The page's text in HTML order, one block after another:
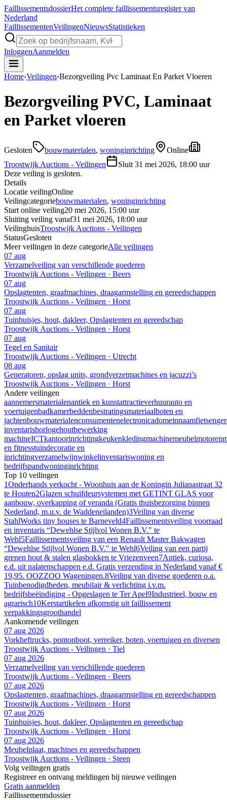
FaillissementsdossierHet complete faillissementsregister van
Nederland
FaillissementenVeilingenNieuwsStatistieken
InloggenAanmelden
Home›Veilingen›Bezorgveiling Pvc Laminaat En Parket Vloeren
Bezorgveiling PVC, Laminaat
en Parket vloeren
Gesloten bouwmaterialen, woninginrichting
Online
Troostwijk Auctions - Veilingen
Sluit 31 mei 2026, 18:00 uur
Deze veiling is gesloten.
Details
Locatie veilingOnline
Veilingcategoriebouwmaterialen, woninginrichting
Start online veiling20 mei 2026, 15:00 uur
Sluiting veiling vanaf31 mei 2026, 18:00 uur
VeilinghuisTroostwijk Auctions - Veilingen
StatusGesloten
Meer veilingen in deze categorieAlle veilingen
07 aug
Verzamelveiling van verschillende goederen
Troostwijk Auctions - Veilingen · Beers
07 aug
Opslagtenten, graafmachines, draagarmstelling en gereedschappen
Troostwijk Auctions - Veilingen · Horst
07 aug
Tuinhuisjes, hout, dakleer, Opslagtenten en gereedschap
Troostwijk Auctions - Veilingen · Horst
07 aug
Tegel en Sanitair
Troostwijk Auctions - Veilingen · Utrecht
08 aug
Generatoren, opslag units, grondverzetmachines en jacuzzi’s
Troostwijk Auctions - Veilingen · Horst
Andere veilingen
aannemersmaterialenantiek en kunstattractieverhuurauto en
voertuigenbadkamerbeddenbestratingsmateriaalboten en
jachtenbouwmaterialenconsumentenelectronicadomeinnaamfietsen
inventarishorlogehoutbewerking
machineICTkantoorinrichtingkeukenkledingmachinemeubelmotoren
en fitnesstuindecoratie en
inrichtingverzamelwijnwinkelinventariswoning en
bedrijfspandwoninginrichting
Top 10 veilingen
1Onderhands verkocht - Woonhuis aan de Koningin Julianastraat 32
te Houten2Glazen schuifdeursystemen met GETINT GLAS voor
aanbouw, overkapping of veranda (Gratis thuisbezorging binnen
Nederland, m.u.v. de Waddeneilanden)3Veiling van diverse
StahlWorks tiny houses te Barneveld4Faillissementsveiling voorraad
en inventaris “Dewehlse Stijlvol Wonen B.V." te
Wehl5Faillissementsveiling van een Renault Master Bakwagen
“Dewehlse Stijlvol Wonen B.V." te Wehl6Veiling van een partij
grenen hout & stalen glasbokken te Vriezenveen7Antiek, curiosa,
e.d. uit nalatenschappen e.d. Gratis verzending in Nederland vanaf €
19,95. OOZZOO Wageningen.8Veiling van diverse goederen o.a.
Tuinbenodigdheden, meubilair & verlichting i.v.m.
bedrijfsbeëindiging - Opgeslagen te Ter Apel9Industrieel, bouw en
agrarisch10Kerstartikelen afkomstig uit faillissement
verpakkingsgroothandel
Aankomende veilingen
07 aug 2026
Vorkheftrucks, pontonboot, verreiker, boten, voertuigen en diversen
Troostwijk Auctions - Veilingen · Tiel
07 aug 2026
Verzamelveiling van verschillende goederen
Troostwijk Auctions - Veilingen · Beers
07 aug 2026
Opslagtenten, graafmachines, draagarmstelling en gereedschappen
Troostwijk Auctions - Veilingen · Horst
07 aug 2026
Tuinhuisjes, hout, dakleer, Opslagtenten en gereedschap
Troostwijk Auctions - Veilingen · Horst
07 aug 2026
Meubelplaat, machines en gereedschappen
Troostwijk Auctions - Veilingen · Steen
Volg veilingen gratis
Registreer en ontvang meldingen bij nieuwe veilingen
Gratis aanmelden
Faillissementsdossier